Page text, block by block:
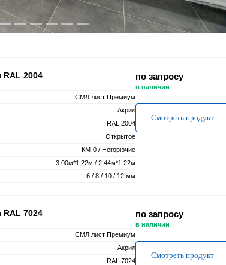
2004
СМЛ лист Премиум
Акрил
RAL 2004
Открытое
КМ-0 / Негорючие
3.00м*1.22м / 2.44м*1.22м
6 / 8 / 10 / 12 мм
по запросу
в наличии
Смотреть продукт
7024
СМЛ лист Премиум
Акрил
RAL 7024
по запросу
в наличии
Смотреть продукт